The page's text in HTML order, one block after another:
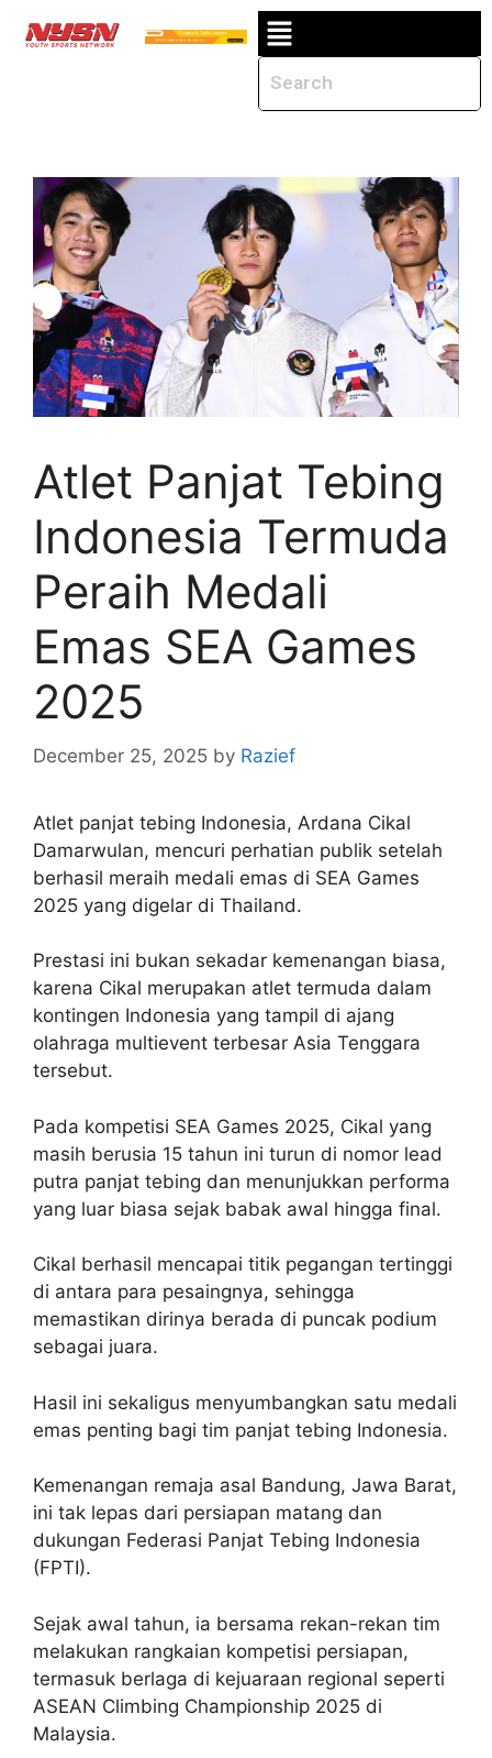
Atlet Panjat Tebing
Indonesia Termuda
Peraih Medali
Emas SEA Games
2025
December 25, 2025 by Razief
Atlet panjat tebing Indonesia, Ardana Cikal
Damarwulan, mencuri perhatian publik setelah
berhasil meraih medali emas di SEA Games
2025 yang digelar di Thailand.
Prestasi ini bukan sekadar kemenangan biasa,
karena Cikal merupakan atlet termuda dalam
kontingen Indonesia yang tampil di ajang
olahraga multievent terbesar Asia Tenggara
tersebut.
Pada kompetisi SEA Games 2025, Cikal yang
masih berusia 15 tahun ini turun di nomor lead
putra panjat tebing dan menunjukkan performa
yang luar biasa sejak babak awal hingga final.
Cikal berhasil mencapai titik pegangan tertinggi
di antara para pesaingnya, sehingga
memastikan dirinya berada di puncak podium
sebagai juara.
Hasil ini sekaligus menyumbangkan satu medali
emas penting bagi tim panjat tebing Indonesia.
Kemenangan remaja asal Bandung, Jawa Barat,
ini tak lepas dari persiapan matang dan
dukungan Federasi Panjat Tebing Indonesia
(FPTI).
Sejak awal tahun, ia bersama rekan-rekan tim
melakukan rangkaian kompetisi persiapan,
termasuk berlaga di kejuaraan regional seperti
ASEAN Climbing Championship 2025 di
Malaysia.